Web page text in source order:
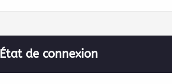
État de connexion